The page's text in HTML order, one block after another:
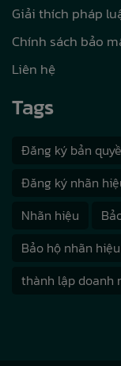
Giải thích pháp
Chính sách bảo
Liên hệ
Tags
Đăng ký bản
Đăng ký nhãn
Nhãn hiệu
Bảo hộ nhãn hiệu
thành lập doanh